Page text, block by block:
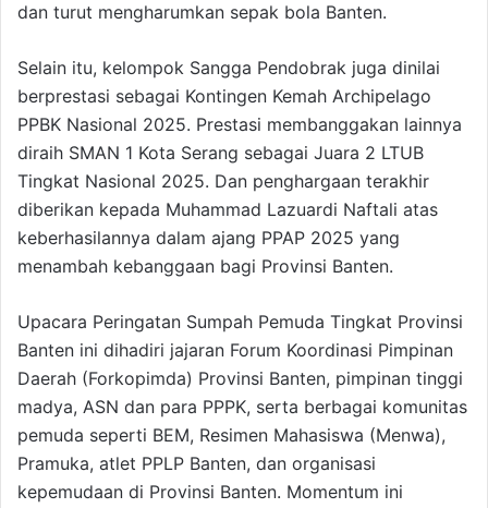
dan turut mengharumkan sepak bola Banten.
Selain itu, kelompok Sangga Pendobrak juga dinilai
berprestasi sebagai Kontingen Kemah Archipelago
PPBK Nasional 2025. Prestasi membanggakan lainnya
diraih SMAN 1 Kota Serang sebagai Juara 2 LTUB
Tingkat Nasional 2025. Dan penghargaan terakhir
diberikan kepada Muhammad Lazuardi Naftali atas
keberhasilannya dalam ajang PPAP 2025 yang
menambah kebanggaan bagi Provinsi Banten.
Upacara Peringatan Sumpah Pemuda Tingkat Provinsi
Banten ini dihadiri jajaran Forum Koordinasi Pimpinan
Daerah (Forkopimda) Provinsi Banten, pimpinan tinggi
madya, ASN dan para PPPK, serta berbagai komunitas
pemuda seperti BEM, Resimen Mahasiswa (Menwa),
Pramuka, atlet PPLP Banten, dan organisasi
kepemudaan di Provinsi Banten. Momentum ini